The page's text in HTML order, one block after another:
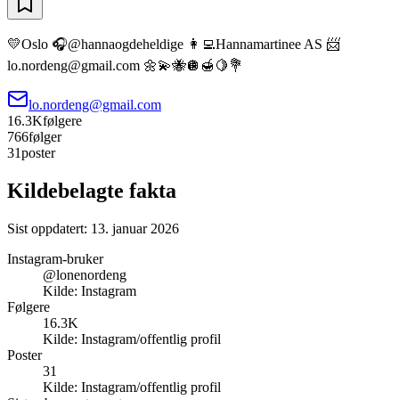
💛Oslo 🎧@hannaogdeheldige 👩‍💻Hannamartinee AS 📨
lo.nordeng@gmail.com 🌼💫🐝🪩🍯🍋💐
lo.nordeng@gmail.com
16.3Kfølgere
766følger
31poster
Kildebelagte fakta
Sist oppdatert: 13. januar 2026
Instagram-bruker
@lonenordeng
Kilde: Instagram
Følgere
16.3K
Kilde: Instagram/offentlig profil
Poster
31
Kilde: Instagram/offentlig profil